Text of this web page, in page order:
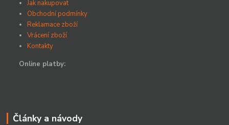
Jak nakupovat
Obchodní podmínky
Reklamace zboží
Vrácení zboží
Kontakty
Online platby:
Články a návody